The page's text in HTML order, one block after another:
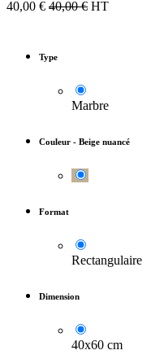
40,00 € 40,00€ HT
Type
Marbre
Couleur - Beige nuancé
Format
Rectangulaire
Dimension
40x60 cm